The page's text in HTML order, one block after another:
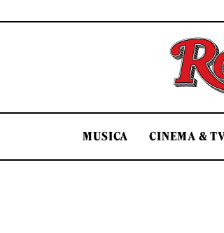
MUSICA CINEMA &